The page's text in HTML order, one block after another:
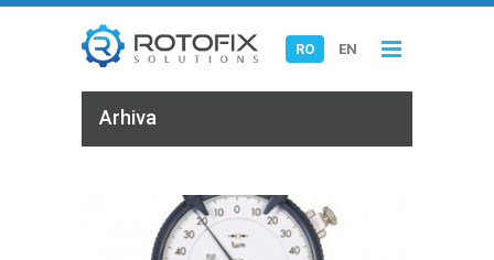
RO EN
Arhiva